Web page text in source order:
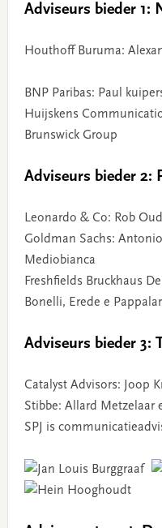
Adviseurs bieder 1:
Houthoff Buruma:
BNP Paribas: Paul
Huijskens
Brunswick Group
Adviseurs bieder 2:
Leonardo & Co: Rob
Goldman Sachs:
Mediobianca
Freshfields Bruckhaus
Bonelli, Erede e
Adviseurs bieder 3:
Catalyst Advisors: Joop
Stibbe: Allard Metzelaar
SPJ is